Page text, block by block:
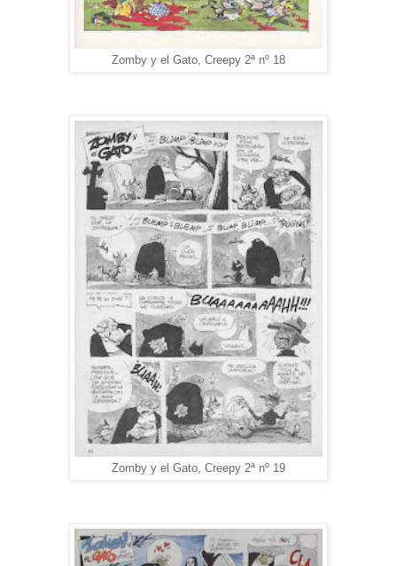
Zomby y el Gato, Creepy 2ª nº 18
Zomby y el Gato, Creepy 2ª nº 19